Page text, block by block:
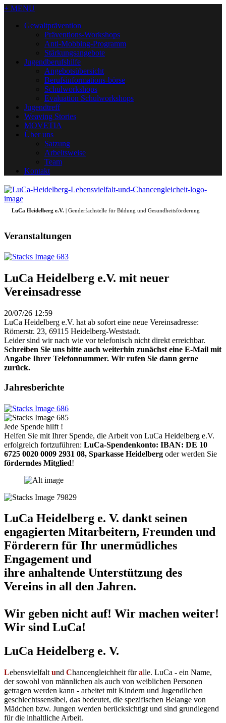
+ MENU
Gewaltprävention
Präventions-Workshops
Anti-Mobbing-Programm
Stärkungsangebote
Jugendberufshilfe
Angebotsübersicht
Berufsinformations-börse
Schulworkshops
Evaluation Schulworkshops
Jugendtreff
Weaving Stories
MOVETIA
Über uns
Satzung
Arbeitsweise
Team
Kontakt
LuCa Heidelberg e.V. | Genderfachstelle für Bildung und Gesundheitsförderung
Veranstaltungen
LuCa Heidelberg e.V. mit neuer
Vereinsadresse
20/07/26 12:59
LuCa Heidelberg e.V. hat ab sofort eine neue Vereinsadresse:
Römerstr. 23, 69115 Heidelberg-Weststadt.
Leider sind wir nach wie vor telefonisch nicht direkt erreichbar.
Schreiben Sie uns bitte auch weiterhin zunächst eine E-Mail mit
Angabe Ihrer Telefonnummer. Wir rufen Sie dann gerne
zurück.
Jahresberichte
Jede Spende hilft !
Helfen Sie mit Ihrer Spende, die Arbeit von LuCa Heidelberg e.V.
erfolgreich fortzuführen: LuCa-Spendenkonto: IBAN: DE 10
6725 0020 0009 2931 08, Sparkasse Heidelberg oder werden Sie
förderndes Mitglied!
LuCa Heidelberg e. V. dankt seinen
engagierten Mitarbeitern, Freunden und
Förderern für Ihr unermüdliches
Engagement und
ihre anhaltende Unterstützung des
Vereins in all den Jahren.
Wir geben nicht auf! Wir machen weiter!
Wir sind LuCa!
LuCa Heidelberg e. V.
Lebensvielfalt und Chancengleichheit füralle. LuCa - ein Name,
der sowohl von männlichen als auch von weiblichen Personen
getragen werden kann - arbeitet mit Kindern und Jugendlichen
geschlechtssensibel, das bedeutet, die spezifischen Belange von
Mädchen bzw. Jungen werden berücksichtigt und sind grundlegend
für die inhaltliche Arbeit.